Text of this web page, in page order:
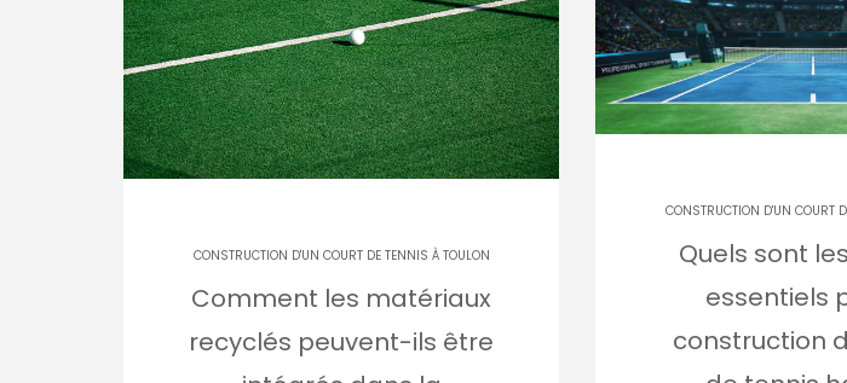
CONSTRUCTION D'UN COURT DE TENNIS À TOULON
Comment les matériaux
recyclés peuvent-ils être
CONSTRUCTION D'UN COURT
Quels sont
essentiels
construction